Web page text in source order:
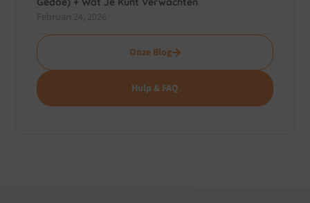
Februari 24, 2026
Onze Blog
Hulp & FAQ